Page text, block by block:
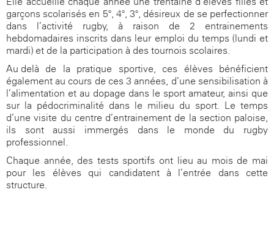
garçons scolarisés en 5°, 4°, 3°, désireux de se perfectionner
dans l’activité rugby, à raison de 2 entrainements
hebdomadaires inscrits dans leur emploi du temps (lundi et
mardi) et de la participation à des tournois scolaires.
Au-delà de la pratique sportive, ces élèves bénéficient
également au cours de ces 3 années, d’une sensibilisation à
l’alimentation et au dopage dans le sport amateur, ainsi que
sur la pédocriminalité dans le milieu du sport. Le temps
d’une visite du centre d’entrainement de la section paloise,
ils sont aussi immergés dans le monde du rugby
professionnel.
Chaque année, des tests sportifs ont lieu au mois de mai
pour les élèves qui candidatent à l’entrée dans cette
structure.